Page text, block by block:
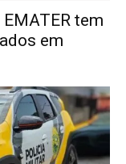
tem
em